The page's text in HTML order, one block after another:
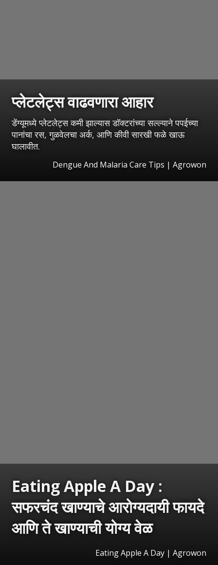
प्लेटलेट्स वाढवणारा आहार
डेंग्यूमध्ये प्लेटलेट्स कमी झाल्यास डॉक्टरांच्या सल्ल्याने पपईच्या
पानांचा रस, गुळवेलचा अर्क, आणि कीवी सारखी फळे खाऊ
घालावीत.
Dengue And Malaria Care Tips | Agrowon
Eating Apple A Day :
सफरचंद खाण्याचे आरोग्यदायी फायदे
आणि ते खाण्याची योग्य वेळ
Eating Apple A Day | Agrowon